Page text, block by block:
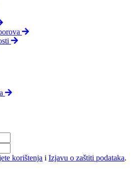
korištenja i Izjavu o zaštiti podataka.